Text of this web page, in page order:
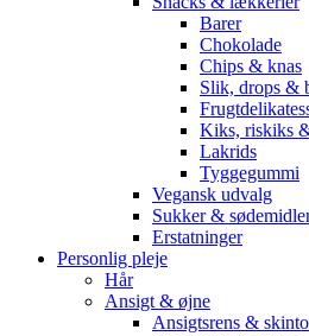
Barer
Chokolade
Chips & knas
Slik, drops &
Kiks, riskiks
Lakrids
Tyggegummi
Vegansk udvalg
Sukker &
Erstatninger
Personlig pleje
Hår
Ansigt & øjne
Ansigtsrens &